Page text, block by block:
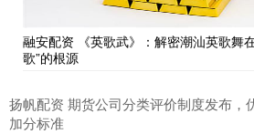
融安配资 《英歌武》：解密潮汕英歌舞
歌”的根源
扬帆配资 期货公司分类评价制度发布，
加分标准